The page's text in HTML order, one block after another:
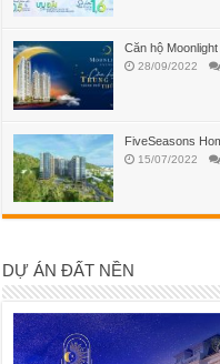
Căn hộ
28/09/2022
FiveSeasons
15/07/2022
DỰ ÁN ĐẤT NỀN